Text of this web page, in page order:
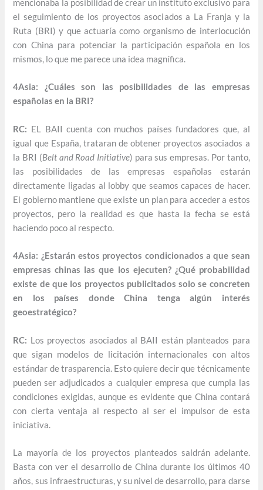
mencionaba la posibilidad de crear un instituto exclusivo para
el seguimiento de los proyectos asociados a La Franja y la
Ruta (BRI) y que actuaría como organismo de interlocución
con China para potenciar la participación española en los
mismos, lo que me parece una idea magnífica.
4Asia: ¿Cuáles son las posibilidades de las empresas
españolas en la BRI?
RC: EL BAII cuenta con muchos países fundadores que, al
igual que España, trataran de obtener proyectos asociados a
la BRI (Belt and Road Initiative) para sus empresas. Por tanto,
las posibilidades de las empresas españolas estarán
directamente ligadas al lobby que seamos capaces de hacer.
El gobierno mantiene que existe un plan para acceder a estos
proyectos, pero la realidad es que hasta la fecha se está
haciendo poco al respecto.
4Asia: ¿Estarán estos proyectos condicionados a que sean
empresas chinas las que los ejecuten? ¿Qué probabilidad
existe de que los proyectos publicitados solo se concreten
en los países donde China tenga algún interés
geoestratégico?
RC: Los proyectos asociados al BAII están planteados para
que sigan modelos de licitación internacionales con altos
estándar de trasparencia. Esto quiere decir que técnicamente
pueden ser adjudicados a cualquier empresa que cumpla las
condiciones exigidas, aunque es evidente que China contará
con cierta ventaja al respecto al ser el impulsor de esta
iniciativa.
La mayoría de los proyectos planteados saldrán adelante.
Basta con ver el desarrollo de China durante los últimos 40
años, sus infraestructuras, y su nivel de desarrollo, para darse